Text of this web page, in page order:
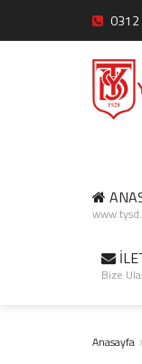
Bize
Anasayfa